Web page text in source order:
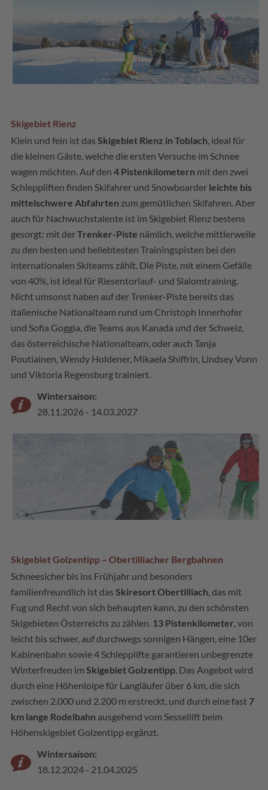
Skigebiet Rienz
Klein und fein ist das Skigebiet Rienz in Toblach, ideal für
die kleinen Gäste, welche die ersten Versuche im Schnee
wagen möchten. Auf den 4 Pistenkilometern mit den zwei
Schleppliften finden Skifahrer und Snowboarder leichte bis
mittelschwere Abfahrten zum gemütlichen Skifahren. Aber
auch für Nachwuchstalente ist im Skigebiet Rienz bestens
gesorgt: mit derTrenker-Piste nämlich, welche mittlerweile
zu den besten und beliebtesten Trainingspisten bei den
internationalen Skiteams zählt. Die Piste, mit einem Gefälle
von 40%, ist ideal für Riesentorlauf- und Slalomtraining.
Nicht umsonst haben auf der Trenker-Piste bereits das
italienische Nationalteam rund um Christoph Innerhofer
und Sofia Goggia, die Teams aus Kanada und der Schweiz,
das österreichische Nationalteam, oder auch Tanja
Poutiainen, Wendy Holdener, Mikaela Shiffrin, Lindsey Vonn
und Viktoria Regensburg trainiert.
Wintersaison:
28.11.2026 - 14.03.2027
Skigebiet Golzentipp – Obertilliacher Bergbahnen
Schneesicher bis ins Frühjahr und besonders
familienfreundlich ist das Skiresort Obertilliach, das mit
Fug und Recht von sich behaupten kann, zu den schönsten
Skigebieten Österreichs zu zählen. 13 Pistenkilometer, von
leicht bis schwer, auf durchwegs sonnigen Hängen, eine 10er
Kabinenbahn sowie 4 Schlepplifte garantieren unbegrenzte
Winterfreuden im Skigebiet Golzentipp. Das Angebot wird
durch eine Höhenloipe für Langläufer über 6 km, die sich
zwischen 2.000 und 2.200 m erstreckt, und durch eine fast 7
km lange Rodelbahn ausgehend vom Sessellift beim
Höhenskigebiet Golzentipp ergänzt.
Wintersaison:
18.12.2024 - 21.04.2025